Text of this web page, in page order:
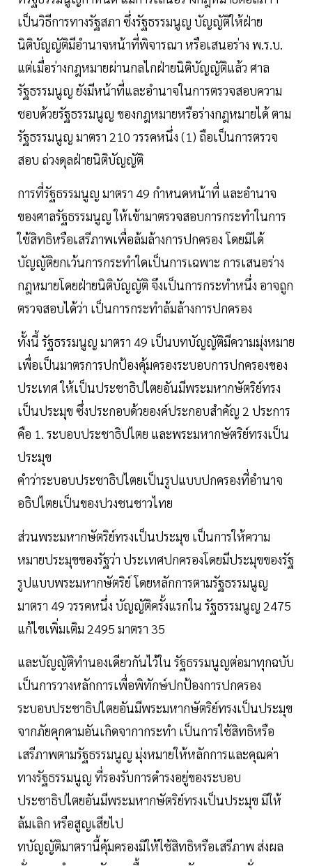
เป็นวิธีการทางรัฐสภา ซึ่งรัฐธรรมนูญ บัญญัติให้ฝ่าย
นิติบัญญัติมีอำนาจหน้าที่พิจารณา หรือเสนอร่าง พ.ร.บ.
แต่เมื่อร่างกฎหมายผ่านกลไกฝ่ายนิติบัญญัติแล้ว ศาล
รัฐธรรมนูญ ยังมีหน้าที่และอำนาจในการตรวจสอบความ
ชอบด้วยรัฐธรรมนูญ ของกฎหมายหรือร่างกฎหมายได้ ตาม
รัฐธรรมนูญ มาตรา 210 วรรคหนึ่ง (1) ถือเป็นการตรวจ
สอบ ถ่วงดุลฝ่ายนิติบัญญัติ
การที่รัฐธรรมนูญ มาตรา 49 กำหนดหน้าที่ และอำนาจ
ของศาลรัฐธรรมนูญ ให้เข้ามาตรวจสอบการกระทำในการ
ใช้สิทธิหรือเสรีภาพเพื่อล้มล้างการปกครอง โดยมิได้
บัญญัติยกเว้นการกระทำใดเป็นการเฉพาะ การเสนอร่าง
กฎหมายโดยฝ่ายนิติบัญญัติ จึงเป็นการกระทำหนึ่ง อาจถูก
ตรวจสอบได้ว่า เป็นการกระทำล้มล้างการปกครอง
ทั้งนี้ รัฐธรรมนูญ มาตรา 49 เป็นบทบัญญัติมีความมุ่งหมาย
เพื่อเป็นมาตรการปกป้องคุ้มครองระบอบการปกครองของ
ประเทศ ให้เป็นประชาธิปไตยอันมีพระมหากษัตริย์ทรง
เป็นประมุข ซึ่งประกอบด้วยองค์ประกอบสำคัญ 2 ประการ
คือ 1. ระบอบประชาธิปไตย และพระมหากษัตริย์ทรงเป็น
ประมุข
คำว่าระบอบประชาธิปไตยเป็นรูปแบบปกครองที่อำนาจ
อธิปไตยเป็นของปวงชนชาวไทย
ส่วนพระมหากษัตริย์ทรงเป็นประมุข เป็นการให้ความ
หมายประมุขของรัฐว่า ประเทศปกครองโดยมีประมุขของรัฐ
รูปแบบพระมหากษัตริย์ โดยหลักการตามรัฐธรรมนูญ
มาตรา 49 วรรคหนึ่ง บัญญัติครั้งแรกใน รัฐธรรมนูญ 2475
แก้ไขเพิ่มเติม 2495 มาตรา 35
และบัญญัติทำนองเดียวกันไว้ใน รัฐธรรมนูญต่อมาทุกฉบับ
เป็นการวางหลักการเพื่อพิทักษ์ปกป้องการปกครอง
ระบอบประชาธิปไตยอันมีพระมหากษัตริย์ทรงเป็นประมุข
จากภัยคุกคามอันเกิดจากากระทำ เป็นการใช้สิทธิหรือ
เสรีภาพตามรัฐธรรมนูญ มุ่งหมายให้หลักการและคุณค่า
ทางรัฐธรรมนูญ ที่รองรับการดำรงอยู่ของระบอบ
ประชาธิปไตยอันมีพระมหากษัตริย์ทรงเป็นประมุข มิให้
ล้มเลิก หรือสูญเสียไป
ทบัญญัติมาตรานี้คุ้มครองมิให้ใช้สิทธิหรือเสรีภาพ ส่งผล